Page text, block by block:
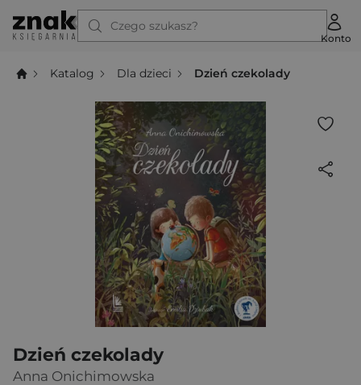
Czego szukasz?
Konto
Katalog Dla dzieci Dzień czekolady
Dzień czekolady
Anna Onichimowska